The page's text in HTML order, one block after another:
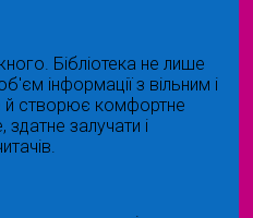
Бібліотека не лише
інформації з вільним і
й створює комфортне
залучати і